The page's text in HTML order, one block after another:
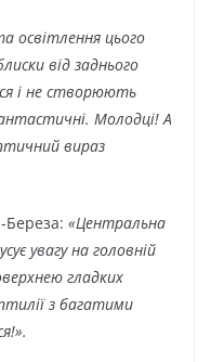
освітлення цього
від заднього
і не створюють
Молодці! А
вираз
Береза: «Центральна
увагу на головній
гладких
з багатими